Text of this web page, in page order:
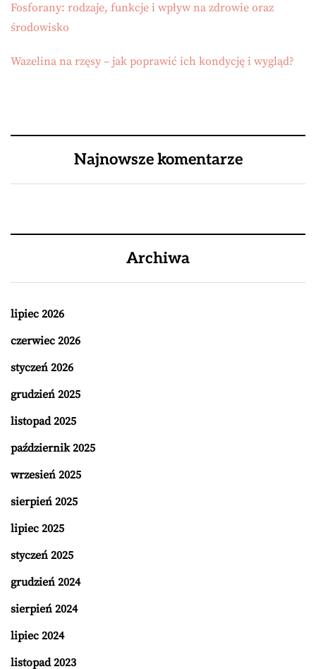
Fosforany: rodzaje, funkcje i wpływ na zdrowie oraz
środowisko
Wazelina na rzęsy – jak poprawić ich kondycję i wygląd?
Najnowsze komentarze
Archiwa
lipiec 2026
czerwiec 2026
styczeń 2026
grudzień 2025
listopad 2025
październik 2025
wrzesień 2025
sierpień 2025
lipiec 2025
styczeń 2025
grudzień 2024
sierpień 2024
lipiec 2024
listopad 2023